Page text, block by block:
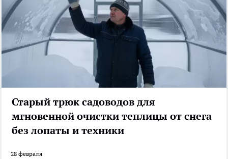
Старый трюк садоводов для
мгновенной очистки теплицы от снега
без лопаты и техники
28 февраля